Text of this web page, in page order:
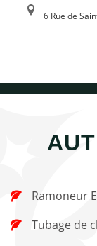
6 Rue de
Ramoneur
Tubage de